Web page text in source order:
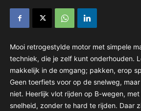
Mooi retrogestylde motor met simpele
techniek, die je zelf kunt onderhouden.
makkelijk in de omgang; pakken, erop
Geen toerfiets voor op de snelweg,
niet. Heerlijk vlot rijden op B-wegen,
snelheid, zonder te hard te rijden. Daar